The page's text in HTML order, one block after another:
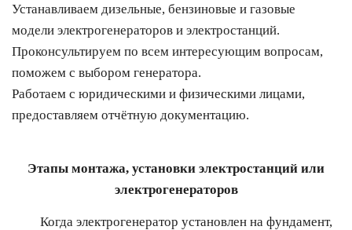
Устанавливаем дизельные, бензиновые и газовые
модели электрогенераторов и электростанций.
Проконсультируем по всем интересующим вопросам,
поможем с выбором генератора.
Работаем с юридическими и физическими лицами,
предоставляем отчётную документацию.
Этапы монтажа, установки электростанций или
электрогенераторов
Когда электрогенератор установлен на фундамент,